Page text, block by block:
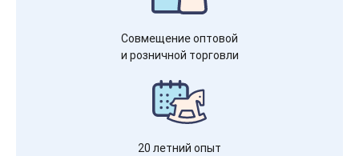
Совмещение оптовой
и розничной торговли
20 летний опыт